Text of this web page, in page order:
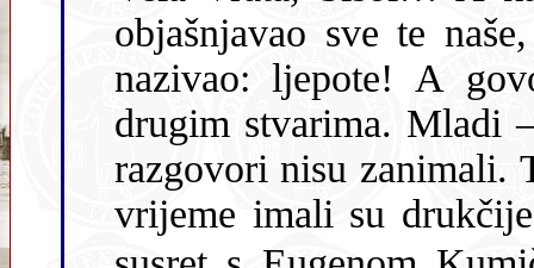
objašnjavao sve te
nazivao: ljepote! A govorili su – bolje reći – šaputali i o
drugim stvarima. Mladi – tek vjenčani! Mene pak
razgovori nisu zanimali.
vrijeme imali su